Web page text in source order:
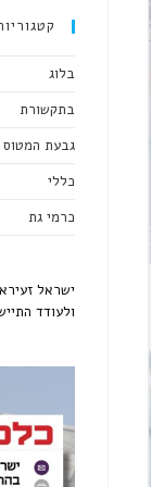
בלוג
בתקשורת
גבעת המטוס
כללי
כרמי גת
ישראל
ולעודד